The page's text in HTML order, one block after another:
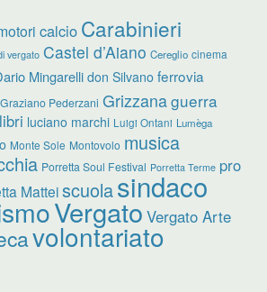
calcio Carabinieri
vergato Castel d’Aiano Cereglio cinema
Mingarelli don Silvano ferrovia
Graziano Pederzani Grizzanaguerra
libri luciano marchi Luigi Ontani Lumèga
Monte Sole Montovolo musica
Porretta Soul Festival Porretta Terme pro
Matteiscuolasindaco
Vergato Vergato Arte
volontariato